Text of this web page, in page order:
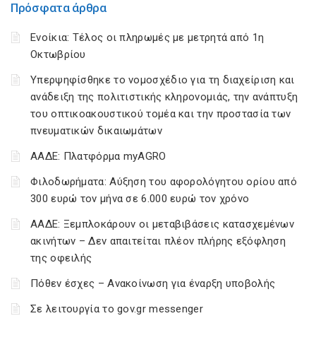
Πρόσφατα άρθρα
Ενοίκια: Τέλος οι πληρωμές με μετρητά από 1η
Οκτωβρίου
Υπερψηφίσθηκε το νομοσχέδιο για τη διαχείριση και
ανάδειξη της πολιτιστικής κληρονομιάς, την ανάπτυξη
του οπτικοακουστικού τομέα και την προστασία των
πνευματικών δικαιωμάτων
ΑΑΔΕ: Πλατφόρμα myAGRO
Φιλοδωρήματα: Αύξηση του αφορολόγητου ορίου από
300 ευρώ τον μήνα σε 6.000 ευρώ τον χρόνο
ΑΑΔΕ: Ξεμπλοκάρουν οι μεταβιβάσεις κατασχεμένων
ακινήτων – Δεν απαιτείται πλέον πλήρης εξόφληση
της οφειλής
Πόθεν έσχες – Ανακοίνωση για έναρξη υποβολής
Σε λειτουργία το gov.gr messenger